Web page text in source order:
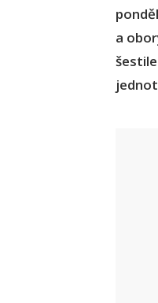
a